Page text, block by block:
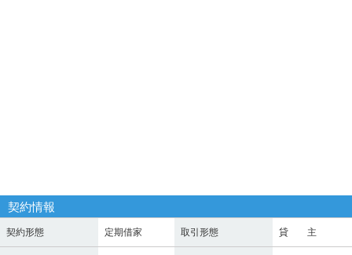
契約情報
契約形態 定期借家 取引形態 貸 主